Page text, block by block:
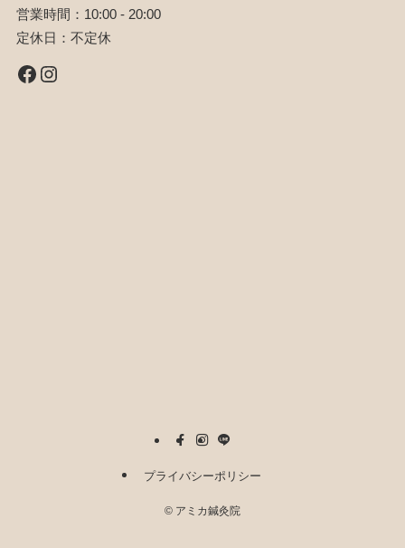
営業時間：10:00 - 20:00
定休日：不定休
Facebook
Instagram
プライバシーポリシー
© アミカ鍼灸院